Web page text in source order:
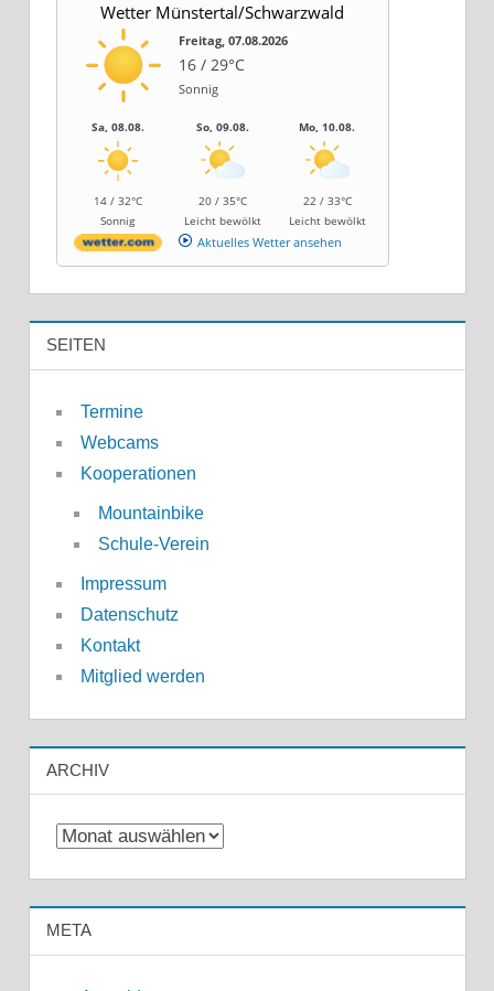
Wetter Münstertal/Schwarzwald
Freitag, 07.08.2026
16 / 29°C
Sonnig
Sa, 08.08.
14 / 32°C
Sonnig
So, 09.08.
20 / 35°C
Leicht bewölkt
Mo, 10.08.
22 / 33°C
Leicht bewölkt
Aktuelles Wetter ansehen
SEITEN
Termine
Webcams
Kooperationen
Mountainbike
Schule-Verein
Impressum
Datenschutz
Kontakt
Mitglied werden
ARCHIV
Archiv
META